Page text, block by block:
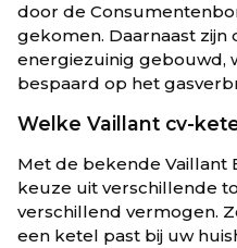
door de
gekomen. Daarnaast zijn
energiezuinig gebouwd,
bespaard op het
Welke Vaillant cv-
Met de bekende Vaillant
keuze uit verschillende
verschillend vermogen.
een ketel past bij uw